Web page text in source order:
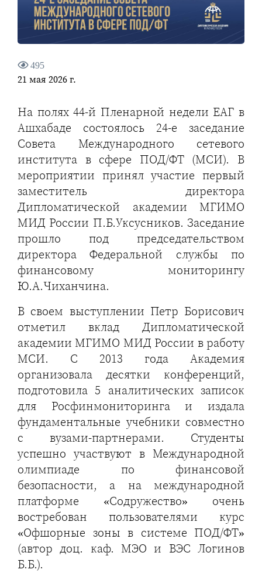
495
21 мая 2026 г.
На полях 44-й Пленарной недели ЕАГ в
Ашхабаде состоялось 24-е заседание
Совета Международного сетевого
института в сфере ПОД/ФТ (МСИ). В
мероприятии принял участие первый
заместитель директора
Дипломатической академии МГИМО
МИД России П.Б.Уксусников. Заседание
прошло под председательством
директора Федеральной службы по
финансовому мониторингу
Ю.А.Чиханчина.
В своем выступлении Петр Борисович
отметил вклад Дипломатической
академии МГИМО МИД России в работу
МСИ. С 2013 года Академия
организовала десятки конференций,
подготовила 5 аналитических записок
для Росфинмониторинга и издала
фундаментальные учебники совместно
с вузами-партнерами. Студенты
успешно участвуют в Международной
олимпиаде по финансовой
безопасности, а на международной
платформе «Содружество» очень
востребован пользователями курс
«Офшорные зоны в системе ПОД/ФТ»
(автор доц. каф. МЭО и ВЭС Логинов
Б.Б.).